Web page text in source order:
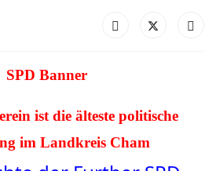
ist die älteste politische
im Landkreis Cham